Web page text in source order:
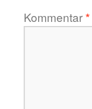
Kommentar*